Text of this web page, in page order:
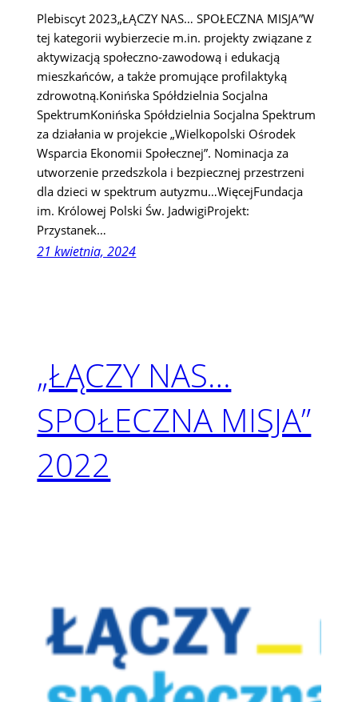
Plebiscyt 2023„ŁĄCZY NAS… SPOŁECZNA MISJA”W
tej kategorii wybierzecie m.in. projekty związane z
aktywizacją społeczno-zawodową i edukacją
mieszkańców, a także promujące profilaktyką
zdrowotną.Konińska Spółdzielnia Socjalna
SpektrumKonińska Spółdzielnia Socjalna Spektrum
za działania w projekcie „Wielkopolski Ośrodek
Wsparcia Ekonomii Społecznej”. Nominacja za
utworzenie przedszkola i bezpiecznej przestrzeni
dla dzieci w spektrum autyzmu…WięcejFundacja
im. Królowej Polski Św. JadwigiProjekt:
Przystanek…
21 kwietnia, 2024
„ŁĄCZY NAS…
SPOŁECZNA MISJA”
2022